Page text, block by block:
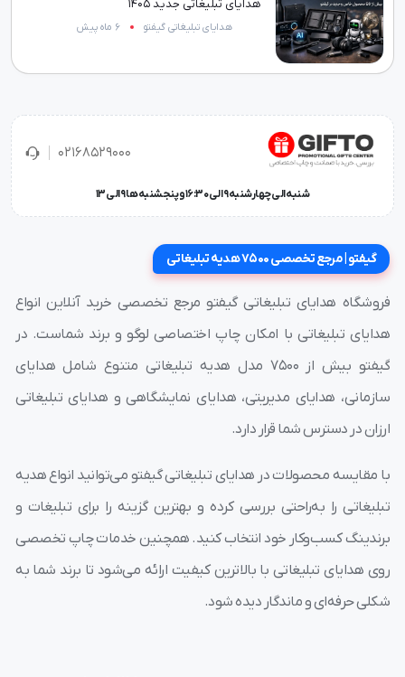
هدایای تبلیغاتی جدید 1405
هدایای تبلیغاتی گیفتو 6 ماه پیش
02168529000
شنبه الی چهارشنبه 9 الی 16:30 و پنجشنبه ها 9 الی 13
گیفتو | مرجع تخصصی 7500 هدیه تبلیغاتی
فروشگاه هدایای تبلیغاتی گیفتو مرجع تخصصی خرید آنلاین انواع
هدایای تبلیغاتی با امکان چاپ اختصاصی لوگو و برند شماست. در
گیفتو بیش از ۷۵۰۰ مدل هدیه تبلیغاتی متنوع شامل هدایای
سازمانی، هدایای مدیریتی، هدایای نمایشگاهی و هدایای تبلیغاتی
ارزان در دسترس شما قرار دارد.
با مقایسه محصولات در هدایای تبلیغاتی گیفتو می‌توانید انواع هدیه
تبلیغاتی را به‌راحتی بررسی کرده و بهترین گزینه را برای تبلیغات و
برندینگ کسب‌وکار خود انتخاب کنید. همچنین خدمات چاپ تخصصی
روی هدایای تبلیغاتی با بالاترین کیفیت ارائه می‌شود تا برند شما به
شکلی حرفه‌ای و ماندگار دیده شود.